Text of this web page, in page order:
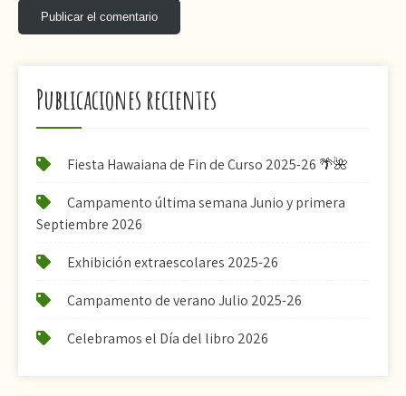
Publicaciones recientes
Fiesta Hawaiana de Fin de Curso 2025-26 🌴🌺
Campamento última semana Junio y primera
Septiembre 2026
Exhibición extraescolares 2025-26
Campamento de verano Julio 2025-26
Celebramos el Día del libro 2026